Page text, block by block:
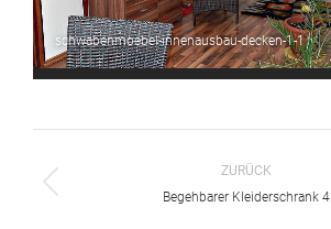
schwabenmoebel-innenausbau-decken-1-1
Navigation
ZURÜCK
Vorheriges
Begehbarer Kleiderschrank 4